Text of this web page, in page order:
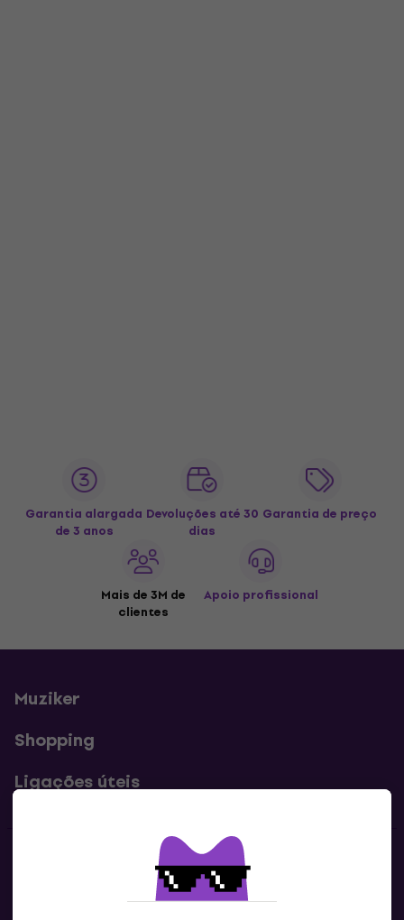
Garantia alargada
de 3 anos
Devoluções até 30
dias
Garantia de preço
Mais de 3M de
clientes
Apoio profissional
Muziker
Shopping
Ligações úteis
Contatos
Contacta-nos